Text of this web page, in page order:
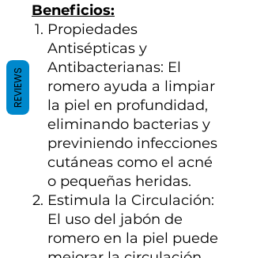
Beneficios:
Propiedades
Antisépticas y
Antibacterianas: El
romero ayuda a limpiar
la piel en profundidad,
eliminando bacterias y
previniendo infecciones
cutáneas como el acné
o pequeñas heridas.
Estimula la Circulación:
El uso del jabón de
romero en la piel puede
REVIEWS